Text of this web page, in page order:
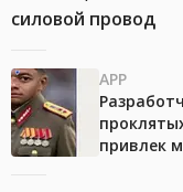
силовой провод
APP
привлек